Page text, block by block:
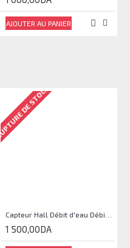
AJOUTER AU PANIER
RUPTURE DE STOCK
1 500,00DA